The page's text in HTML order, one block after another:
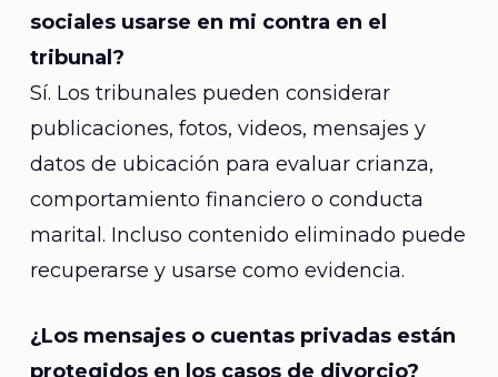
sociales usarse en mi contra en el
tribunal?
Sí. Los tribunales pueden considerar
publicaciones, fotos, videos, mensajes y
datos de ubicación para evaluar crianza,
comportamiento financiero o conducta
marital. Incluso contenido eliminado puede
recuperarse y usarse como evidencia.
¿Los mensajes o cuentas privadas están
protegidos en los casos de divorcio?